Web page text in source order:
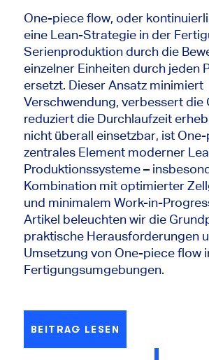
One-piece flow, oder
eine Lean-Strategie in der
Serienproduktion durch die
einzelner Einheiten durch jeden
ersetzt. Dieser Ansatz minimiert
Verschwendung, verbessert die
reduziert die Durchlaufzeit
nicht überall einsetzbar, ist
zentrales Element moderner
Produktionssysteme –
Kombination mit optimierter
und minimalem Work-in-
Artikel beleuchten wir die
praktische Herausforderungen
Umsetzung von One-piece flow
Fertigungsumgebungen.
BEITRAG LESEN